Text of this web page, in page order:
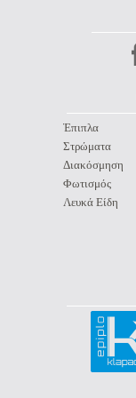
Έπιπλα
Στρώματα
Διακόσμηση
Φωτισμός
Λευκά Είδη